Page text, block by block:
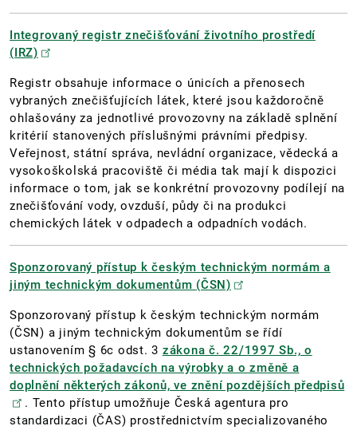
Integrovaný registr znečišťování životního prostředí
(IRZ)
Registr obsahuje informace o únicích a přenosech
vybraných znečišťujících látek, které jsou každoročně
ohlašovány za jednotlivé provozovny na základě splnění
kritérií stanovených příslušnými právními předpisy.
Veřejnost, státní správa, nevládní organizace, vědecká a
vysokoškolská pracoviště či média tak mají k dispozici
informace o tom, jak se konkrétní provozovny podílejí na
znečišťování vody, ovzduší, půdy či na produkci
chemických látek v odpadech a odpadních vodách.
Sponzorovaný přístup k českým technickým normám a
jiným technickým dokumentům (ČSN)
Sponzorovaný přístup k českým technickým normám
(ČSN) a jiným technickým dokumentům se řídí
ustanovením § 6c odst. 3 zákona č. 22/1997 Sb., o
technických požadavcích na výrobky a o změně a
doplnění některých zákonů, ve znění pozdějších předpisů
. Tento přístup umožňuje Česká agentura pro
standardizaci (ČAS) prostřednictvím specializovaného